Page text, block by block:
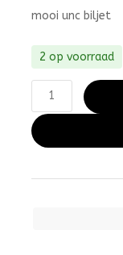
mooi unc biljet
2 op voorraad